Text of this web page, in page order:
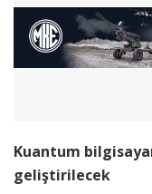
Kuantum
geliştirilecek